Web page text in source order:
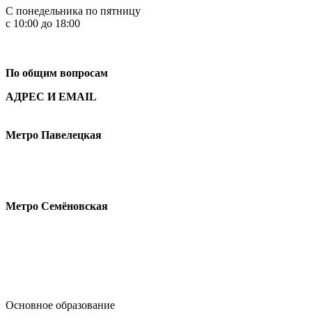
С понедельника по пятницу
с 10:00 до 18:00
По общим вопросам
АДРЕС И EMAIL
Метро Павелецкая
Метро Семёновская
Основное образование